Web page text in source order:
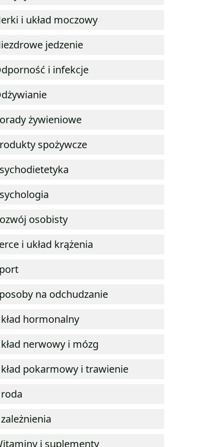
i układ moczowy
jedzenie
i infekcje
żywieniowe
spożywcze
osobisty
i układ krążenia
na odchudzanie
hormonalny
nerwowy i mózg
pokarmowy i trawienie
i suplementy